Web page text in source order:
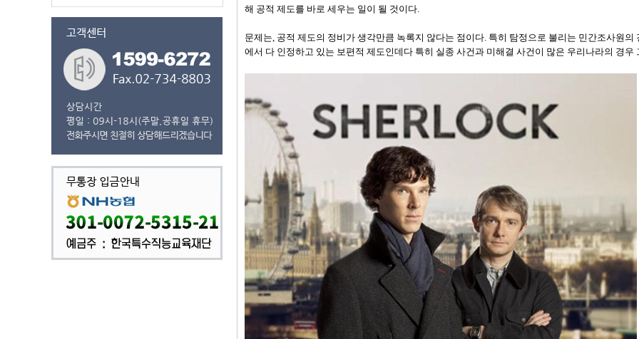
해 공적 제도를 바로 세우는 일이 될 것이다.
문제는, 공적 제도의 정비가 생각만큼 녹록지 않다는 점이다. 특히 탐정으로 불리는 민간조사원
에서 다 인정하고 있는 보편적 제도인데다 특히 실종 사건과 미해결 사건이 많은 우리나라의 경우